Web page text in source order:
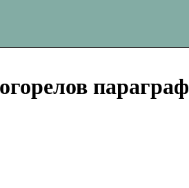
параграф